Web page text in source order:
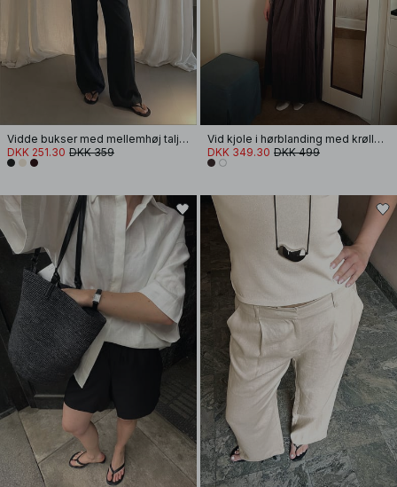
Vidde bukser med mellemhøj talje i viskoseblanding
DKK 251.30 DKK 359
Vid kjole i hørblanding med krøller og stropper
DKK 349.30 DKK 499